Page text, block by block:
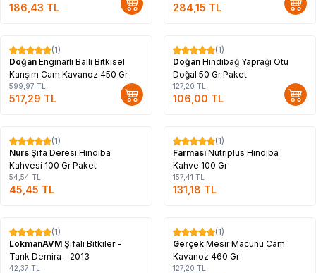
186,43 TL 284,15 TL
%14
(1)
Doğan Enginarlı Ballı Bitkisel
Karışım Cam Kavanoz 450 Gr
599,97TL
517,29 TL
%17
(1)
Doğan Hindibağ Yaprağı Otu
Doğal 50 Gr Paket
127,20TL
106,00 TL
%17
(1)
Nurs Şifa Deresi Hindiba
Kahvesi 100 Gr Paket
54,54TL
45,45 TL
%17
(1)
Farmasi Nutriplus Hindiba
Kahve 100 Gr
157,41TL
131,18 TL
%60
(1)
LokmanAVM Şifalı Bitkiler -
Tarık Demira - 2013
42,37TL
%17
(1)
Gerçek Mesir Macunu Cam
Kavanoz 460 Gr
127,20TL